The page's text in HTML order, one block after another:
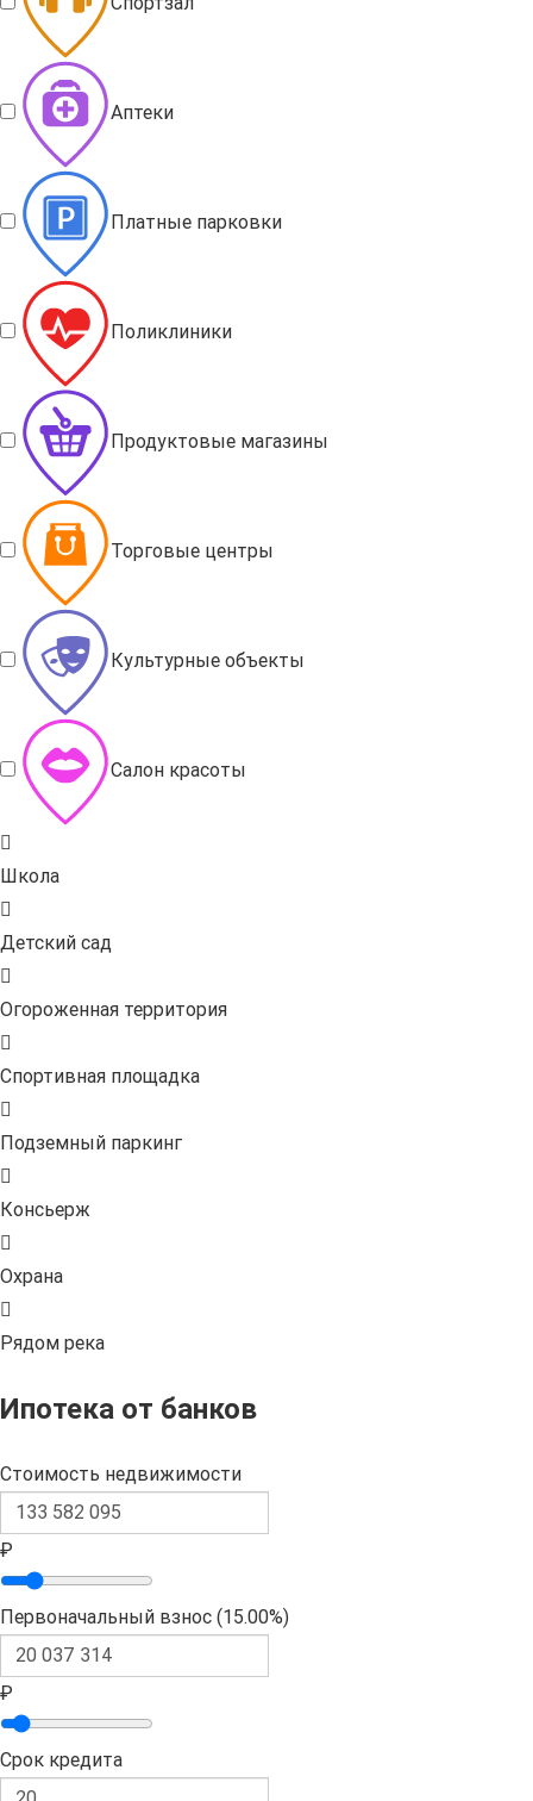
Аптеки
Платные парковки
Поликлиники
Продуктовые магазины
Торговые центры
Культурные объекты
Салон красоты
Школа
Детский сад
Огороженная территория
Спортивная площадка
Подземный паркинг
Консьерж
Охрана
Рядом река
Ипотека от банков
Стоимость недвижимости
₽
Первоначальный взнос (15.00%)
₽
Срок кредита